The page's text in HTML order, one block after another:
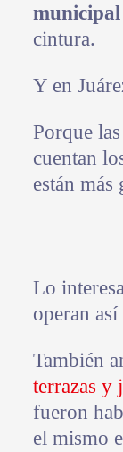
cintura.
Y en
Porque
cuentan
están más
Lo
operan
También
terrazas y
fueron
el mismo